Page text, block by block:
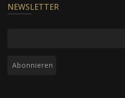
NEWSLETTER